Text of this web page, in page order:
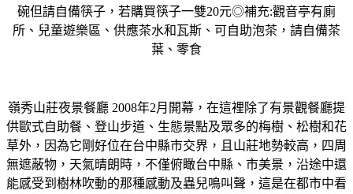
碗但請自備筷子，若購買筷子一雙20元◎補充:觀音亭有廁
所、兒童遊樂區、供應茶水和瓦斯、可自助泡茶，請自備茶
葉、零食
嶺秀山莊夜景餐廳 2008年2月開幕，在這裡除了有景觀餐廳提
供歐式自助餐、登山步道、生態景點及眾多的梅樹、松樹和花
草外，因為它剛好位在台中縣市交界，且山莊地勢較高，四周
無遮蔽物，天氣晴朗時，不僅俯瞰台中縣、市美景，沿途中還
能感受到樹林吹動的那種感動及蟲兒鳴叫聲，這是在都市中看